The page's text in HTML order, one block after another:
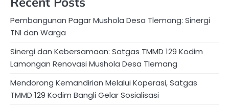
Pembangunan Pagar Mushola Desa Tlemang: Sinergi
TNI dan Warga
Sinergi dan Kebersamaan: Satgas TMMD 129 Kodim
Lamongan Renovasi Mushola Desa Tlemang
Mendorong Kemandirian Melalui Koperasi, Satgas
TMMD 129 Kodim Bangli Gelar Sosialisasi